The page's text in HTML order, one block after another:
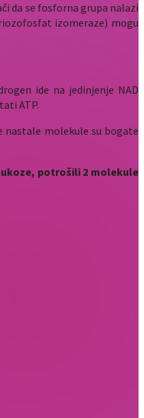
da se fosforna grupa nalazi
izomeraze) mogu
ide na jedinjenje NAD
ATP.
nastale molekule su bogate
potrošili 2 molekule